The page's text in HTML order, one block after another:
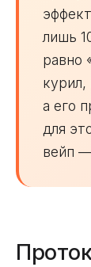
лишь
равно
а его
для
вейп